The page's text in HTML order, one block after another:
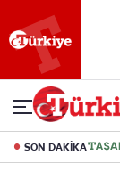
SON DAKİKA